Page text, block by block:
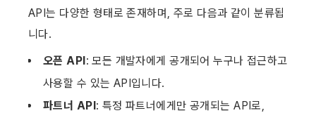
API는 다양한 형태로 존재하며, 주로 다음과 같이 분류됩
니다.
오픈 API: 모든 개발자에게 공개되어 누구나 접근하고
사용할 수 있는 API입니다.
파트너 API: 특정 파트너에게만 공개되는 API로,